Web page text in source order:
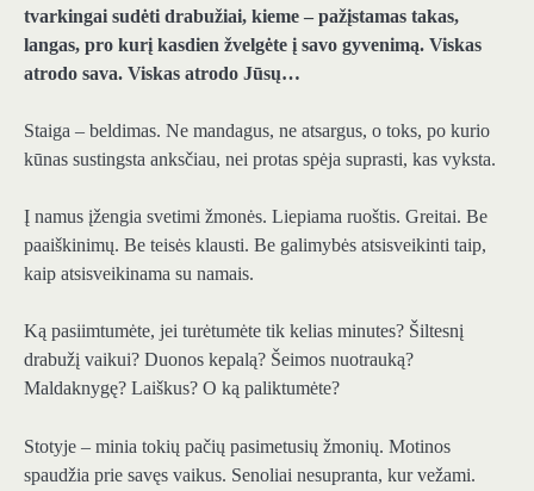
tvarkingai sudėti drabužiai, kieme – pažįstamas takas,
langas, pro kurį kasdien žvelgėte į savo gyvenimą. Viskas
atrodo sava. Viskas atrodo Jūsų…
Staiga – beldimas. Ne mandagus, ne atsargus, o toks, po kurio
kūnas sustingsta anksčiau, nei protas spėja suprasti, kas vyksta.
Į namus įžengia svetimi žmonės. Liepiama ruoštis. Greitai. Be
paaiškinimų. Be teisės klausti. Be galimybės atsisveikinti taip,
kaip atsisveikinama su namais.
Ką pasiimtumėte, jei turėtumėte tik kelias minutes? Šiltesnį
drabužį vaikui? Duonos kepalą? Šeimos nuotrauką?
Maldaknygę? Laiškus? O ką paliktumėte?
Stotyje – minia tokių pačių pasimetusių žmonių. Motinos
spaudžia prie savęs vaikus. Senoliai nesupranta, kur vežami.